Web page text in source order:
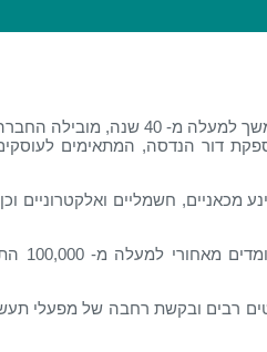
חברת דור הנדסה בע"מ, הוקמה בשנת 1978 בירושלים, ע"י
דור הנדסה, המתאימים לעוסקים
חשמליים ואלקטרוניים
דור
רבים ובקשת רחבה של מפעלי